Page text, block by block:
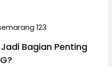
Bagian Penting